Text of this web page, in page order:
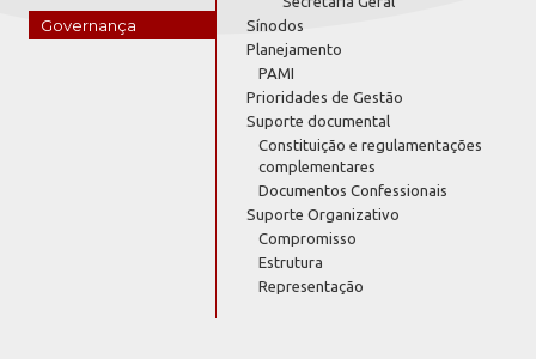
Governança
Sínodos
Planejamento
PAMI
Prioridades de Gestão
Suporte documental
Constituição e regulamentações
complementares
Documentos Confessionais
Suporte Organizativo
Compromisso
Estrutura
Representação